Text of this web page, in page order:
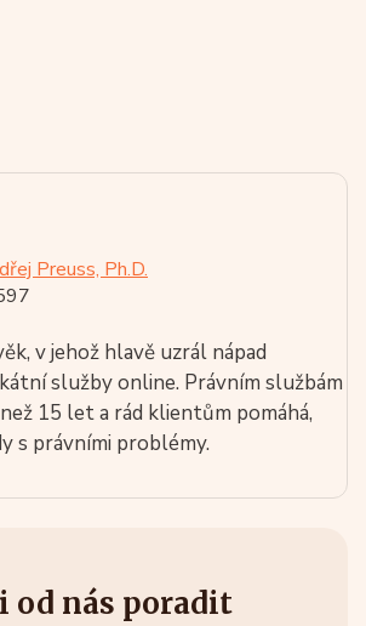
Preuss, Ph.D.
v jehož hlavě uzrál nápad
služby online. Právním službám
15 let a rád klientům pomáhá,
s právními problémy.
od nás poradit